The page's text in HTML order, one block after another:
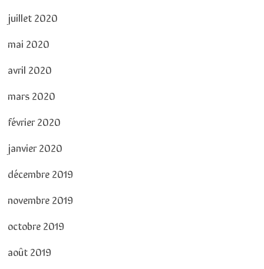
juillet 2020
mai 2020
avril 2020
mars 2020
février 2020
janvier 2020
décembre 2019
novembre 2019
octobre 2019
août 2019